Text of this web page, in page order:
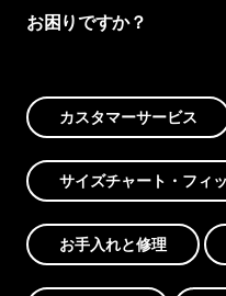
お困りですか？
カスタマーサービス
サイズチャート・フィ
お手入れと修理